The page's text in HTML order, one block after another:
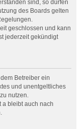
sind, so dürfen
des Boards gelten
geschlossen und kann
jederzeit gekündigt
Betreiber ein
und unentgeltliches
nutzen.
a bleibt auch nach